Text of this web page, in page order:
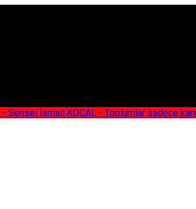
Sensei İsmail KOCAL - Toplumlar sadece